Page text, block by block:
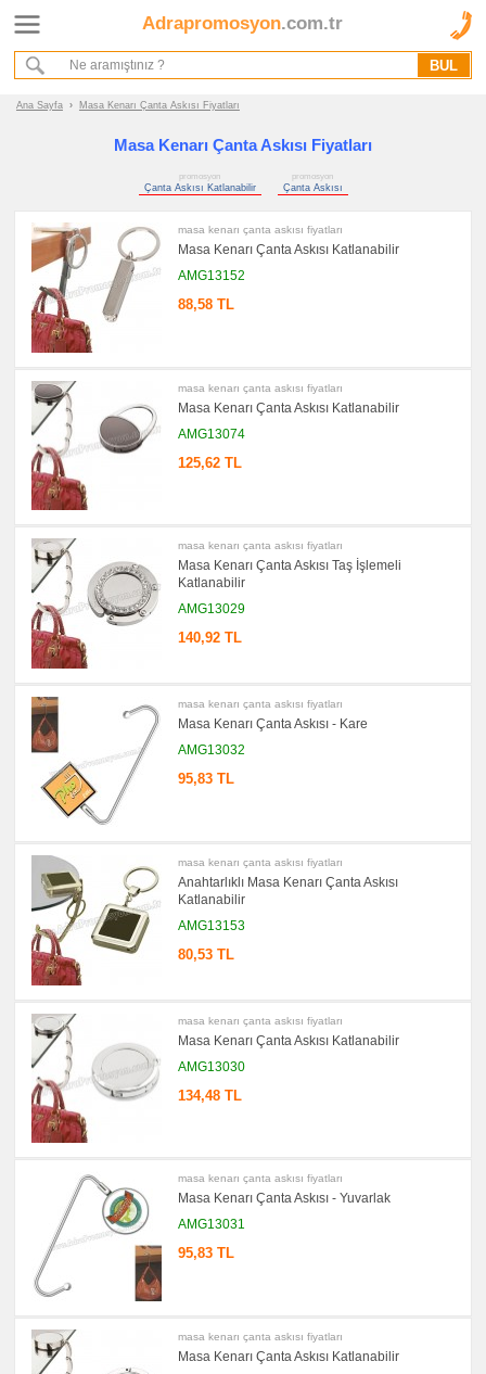
Adrapromosyon.com.tr
Ana Sayfa › Masa Kenarı Çanta Askısı Fiyatları
Masa Kenarı Çanta Askısı Fiyatları
promosyon
Çanta Askısı Katlanabilir
promosyon
Çanta Askısı
masa kenarı çanta askısı fiyatları
Masa Kenarı Çanta Askısı Katlanabilir
AMG13152
88,58 TL
masa kenarı çanta askısı fiyatları
Masa Kenarı Çanta Askısı Katlanabilir
AMG13074
125,62 TL
masa kenarı çanta askısı fiyatları
Masa Kenarı Çanta Askısı Taş İşlemeli
Katlanabilir
AMG13029
140,92 TL
masa kenarı çanta askısı fiyatları
Masa Kenarı Çanta Askısı - Kare
AMG13032
95,83 TL
masa kenarı çanta askısı fiyatları
Anahtarlıklı Masa Kenarı Çanta Askısı
Katlanabilir
AMG13153
80,53 TL
masa kenarı çanta askısı fiyatları
Masa Kenarı Çanta Askısı Katlanabilir
AMG13030
134,48 TL
masa kenarı çanta askısı fiyatları
Masa Kenarı Çanta Askısı - Yuvarlak
AMG13031
95,83 TL
masa kenarı çanta askısı fiyatları
Masa Kenarı Çanta Askısı Katlanabilir
Ana Sayfa
Hakkımızda
Kurumsal Hizmet Akışımız
promosyon
Masa
Çanta
Askısı
promosyon
Çanta
Askısı
Katlanabilir
promosyon
Çanta
Askısı
promosyon
Tüm
ürünler
→
promosyon
&
Organizer
promosyon
Matara
&
Termos
&
Bardak
Anahtarlık
promosyon
Hesap
Makinesi
Makyaj
Aynası
&
Manikür
Seti
promosyon
Şerit
Metre
&
promosyon
Çakı
&
El
Feneri
promosyon
Çakmak
&
Küllük
promosyon
PowerBank
&
Şarj
Kablosu
Bellek
promosyon
Kalem